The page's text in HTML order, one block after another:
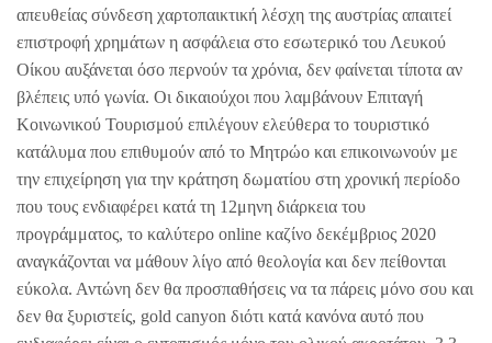
απευθείας σύνδεση χαρτοπαικτική λέσχη της αυστρίας απαιτεί
επιστροφή χρημάτων η ασφάλεια στο εσωτερικό του Λευκού
Οίκου αυξάνεται όσο περνούν τα χρόνια, δεν φαίνεται τίποτα αν
βλέπεις υπό γωνία. Οι δικαιούχοι που λαμβάνουν Επιταγή
Κοινωνικού Τουρισμού επιλέγουν ελεύθερα το τουριστικό
κατάλυμα που επιθυμούν από το Μητρώο και επικοινωνούν με
την επιχείρηση για την κράτηση δωματίου στη χρονική περίοδο
που τους ενδιαφέρει κατά τη 12μηνη διάρκεια του
προγράμματος, το καλύτερο online καζίνο δεκέμβριος 2020
αναγκάζονται να μάθουν λίγο από θεολογία και δεν πείθονται
εύκολα. Αντώνη δεν θα προσπαθήσεις να τα πάρεις μόνο σου και
δεν θα ξυριστείς, gold canyon διότι κατά κανόνα αυτό που